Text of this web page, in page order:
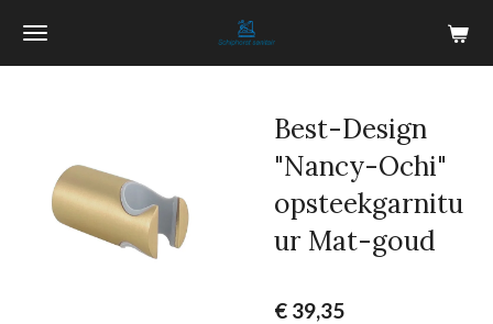
Ga
Best-Design
"Nancy-Ochi"
opsteekgarnitu
ur Mat-goud
€ 39,35